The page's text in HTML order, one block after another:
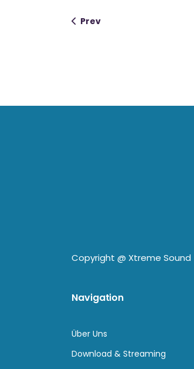
Prev
Copyright @ Xtreme Sound
Navigation
Über Uns
Download & Streaming